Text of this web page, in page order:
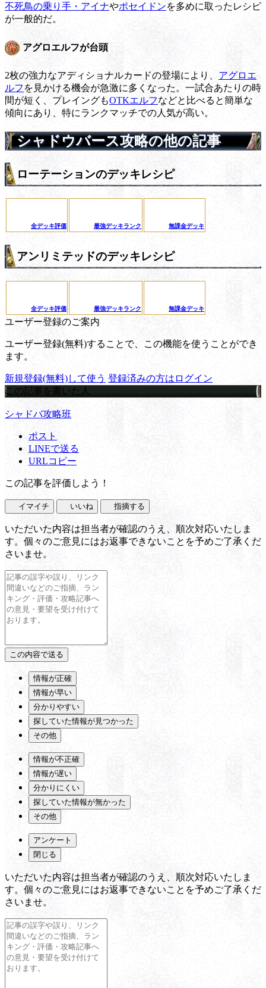
不死鳥の乗り手・アイナやポセイドンを多めに取ったレシピ
が一般的だ。
アグロエルフが台頭
2枚の強力なアディショナルカードの登場により、 アグロエ
ルフ を見かける機会が急激に多くなった。一試合あたりの時
間が短く、プレイングもOTKエルフなどと比べると簡単な
傾向にあり、特にランクマッチでの人気が高い。
シャドウバース攻略の他の記事
ローテーションのデッキレシピ
全デッキ評価 最強デッキランク 無課金デッキ
アンリミテッドのデッキレシピ
全デッキ評価 最強デッキランク 無課金デッキ
ユーザー登録のご案内
ユーザー登録(無料)することで、この機能を使うことができ
ます。
新規登録(無料)して使う 登録済みの方はログイン
この記事を書いた人
シャドバ攻略班
ポスト
LINEで送る
URLコピー
この記事を評価しよう！
イマイチ いいね 指摘する
いただいた内容は担当者が確認のうえ、順次対応いたしま
す。個々のご意見にはお返事できないことを予めご了承くだ
さいませ。
情報が正確
情報が早い
分かりやすい
探していた情報が見つかった
その他
情報が不正確
情報が遅い
分かりにくい
探していた情報が無かった
その他
アンケート
閉じる
いただいた内容は担当者が確認のうえ、順次対応いたしま
す。個々のご意見にはお返事できないことを予めご了承くだ
さいませ。